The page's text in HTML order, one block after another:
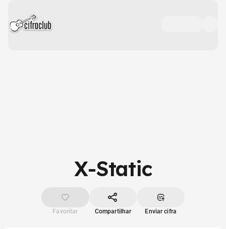
X-Static
Favoritar Compartilhar Enviar cifra